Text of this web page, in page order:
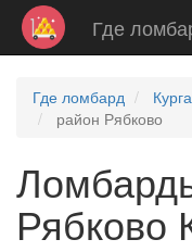
Где
Где ломбард
район Рябково
Рябково